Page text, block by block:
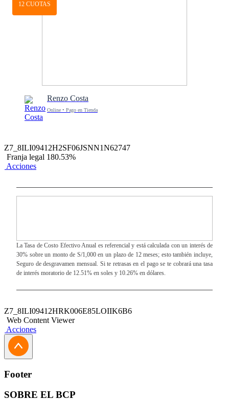
12 CUOTAS
Renzo Costa
Online • Pago en Tienda
Z7_8ILI09412H2SF06JSNN1N62747
Franja legal 180.53%
Acciones
La Tasa de Costo Efectivo Anual es referencial y está calculada con un interés de
30% sobre un monto de S/1,000 en un plazo de 12 meses; esto también incluye,
Seguro de desgravamen mensual. Si te retrasas en el pago se te cobrará una tasa
de interés moratorio de 12.51% en soles y 10.26% en dólares.
Z7_8ILI09412HRK006E85LOIIK6B6
Web Content Viewer
Acciones
Footer
SOBRE EL BCP